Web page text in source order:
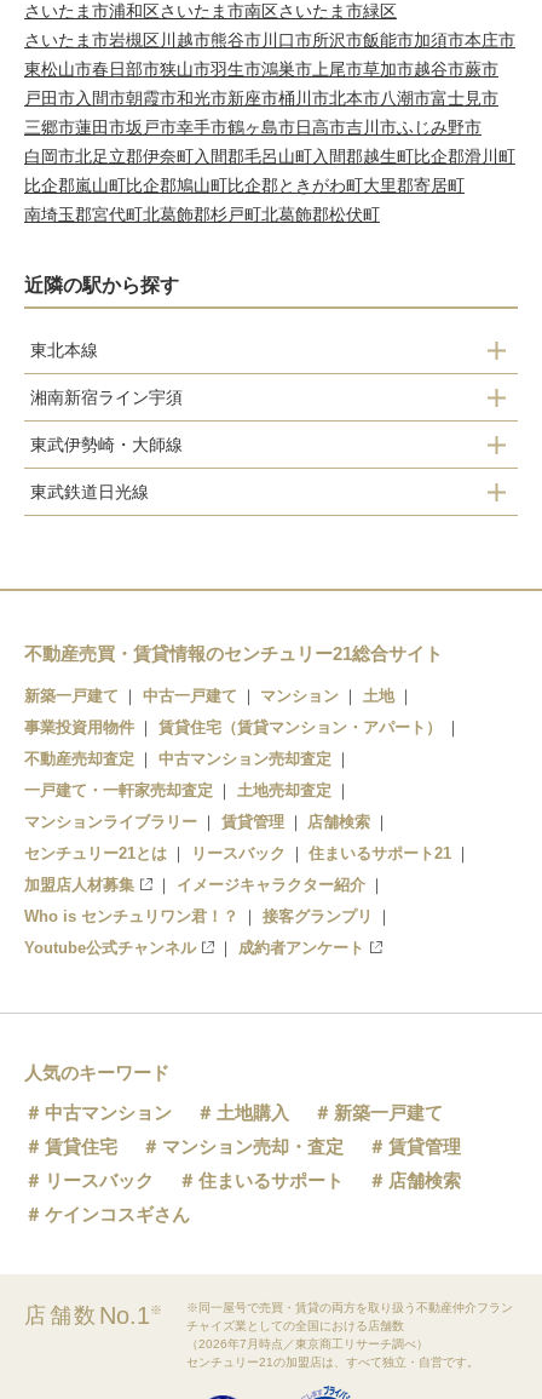
さいたま市浦和区さいたま市南区さいたま市緑区
さいたま市岩槻区川越市熊谷市川口市所沢市飯能市加須市本庄市
東松山市春日部市狭山市羽生市鴻巣市 上尾市草加市越谷市蕨市
戸田市入間市朝霞市和光市新座市桶川市北本市八潮市富士見市
三郷市蓮田市坂戸市幸手市鶴ヶ島市日高市吉川市ふじみ野市
白岡市北足立郡伊奈町入間郡毛呂山町入間郡越生町比企郡滑川町
比企郡嵐山町比企郡鳩山町比企郡ときがわ町大里郡寄居町
南埼玉郡宮代町北葛飾郡杉戸町北葛飾郡松伏町
近隣の駅から探す
東北本線
久喜駅
東鷲宮駅
栗橋駅
湘南新宿ライン宇須
栗橋駅
東鷲宮駅
東武伊勢崎・大師線
久喜駅
東武鉄道日光線
栗橋駅
不動産売買・賃貸情報のセンチュリー21総合サイト
新築一戸建て 中古一戸建て マンション
土地
事業投資用物件
賃貸住宅（賃貸マンション・アパート）
不動産売却査定
中古マンション売却査定
一戸建て・一軒家売却査定
土地売却査定
マンションライブラリー
賃貸管理
店舗検索
センチュリー21とは
リースバック
住まいるサポート21
加盟店人材募集
イメージキャラクター紹介
Who is センチュリワン君！？
接客グランプリ
Youtube公式チャンネル
成約者アンケート
人気のキーワード
中古マンション
土地購入
新築一戸建て
賃貸住宅
マンション売却・査定
賃貸管理
リースバック
住まいるサポート
店舗検索
ケインコスギさん
店舗数 No.1※
※同一屋号で売買・賃貸の両方を取り扱う不動産仲介フラン
チャイズ業としての全国における店舗数
（2026年7月時点／東京商工リサーチ調べ）
センチュリー21の加盟店は、すべて独立・自営です。